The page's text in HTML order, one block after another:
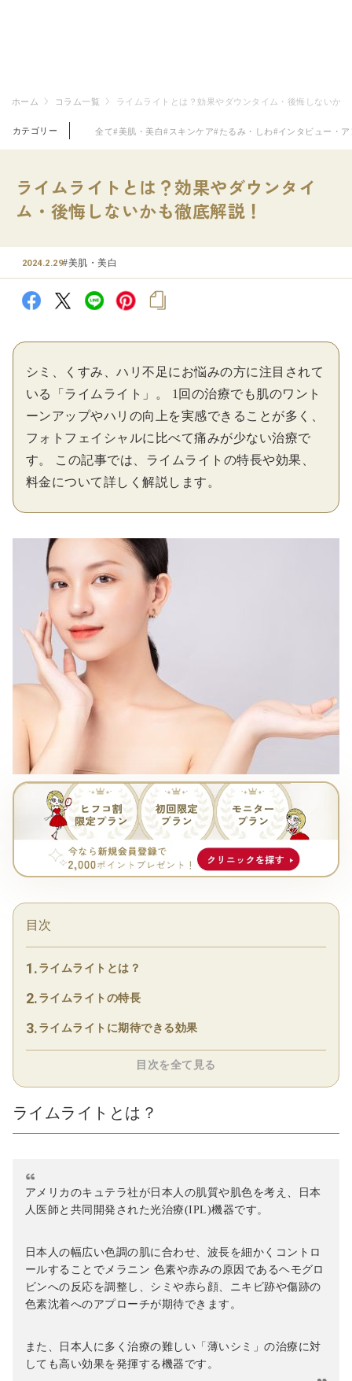
ホーム コラム一覧 ライムライトとは？効果やダウンタイム・後悔しないか
カテゴリー 全て#美肌・美白#スキンケア#たるみ・しわ#インタビュー・
ライムライトとは？効果やダウンタイ
ム・後悔しないかも徹底解説！
2024.2.29#美肌・美白
シミ、くすみ、ハリ不足にお悩みの方に注目されて
いる「ライムライト」。 1回の治療でも肌のワント
ーンアップやハリの向上を実感できることが多く、
フォトフェイシャルに比べて痛みが少ない治療で
す。 この記事では、ライムライトの特長や効果、
料金について詳しく解説します。
目次
ライムライトとは？
ライムライトの特長
ライムライトに期待できる効果
目次を全て見る
ライムライトとは？
アメリカのキュテラ社が日本人の肌質や肌色を考え、日本
人医師と共同開発された光治療(IPL)機器です。
日本人の幅広い色調の肌に合わせ、波長を細かくコントロ
ールすることでメラニン 色素や赤みの原因であるヘモグロ
ビンへの反応を調整し、シミや赤ら顔、ニキビ跡や傷跡の
色素沈着へのアプローチが期待できます。
また、日本人に多く治療の難しい「薄いシミ」の治療に対
しても高い効果を発揮する機器です。